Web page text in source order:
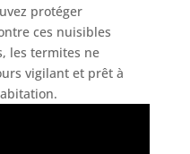
protéger
ces nuisibles
les termites ne
vigilant et prêt à